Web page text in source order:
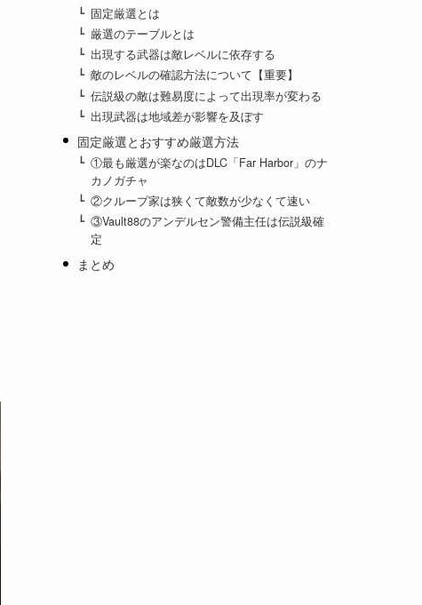
固定厳選とは
厳選のテーブルとは
出現する武器は敵レベルに依存する
敵のレベルの確認方法について【重要】
伝説級の敵は難易度によって出現率が変わる
出現武器は地域差が影響を及ぼす
固定厳選とおすすめ厳選方法
①最も厳選が楽なのはDLC「Far Harbor」のナ
カノガチャ
②クループ家は狭くて敵数が少なくて速い
③Vault88のアンデルセン警備主任は伝説級確
定
まとめ